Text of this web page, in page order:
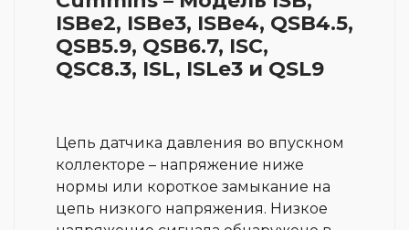
ISBe2, ISBe3, ISBe4, QSB4.5,
QSB5.9, QSB6.7, ISC,
QSC8.3, ISL, ISLe3 и QSL9
Цепь датчика давления во впускном
коллекторе – напряжение ниже
нормы или короткое замыкание на
цепь низкого напряжения. Низкое